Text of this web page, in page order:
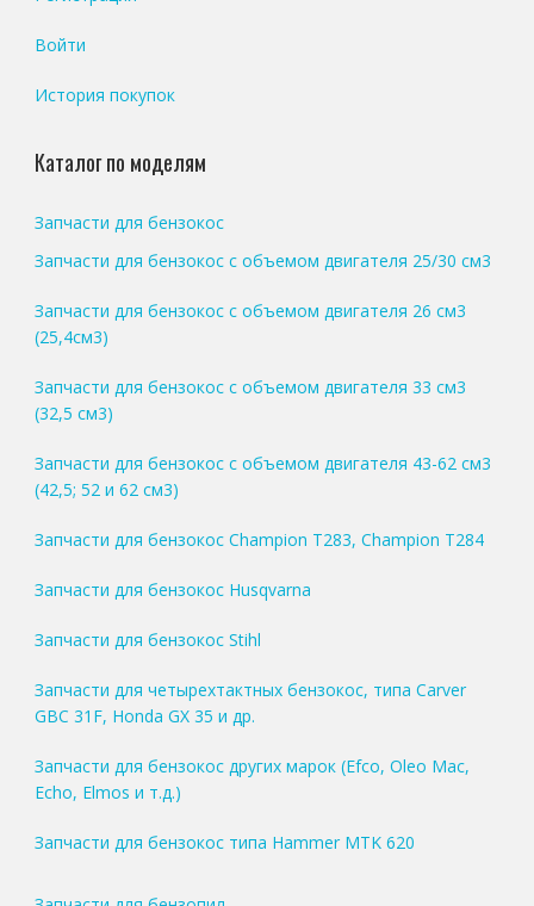
Войти
История покупок
Каталог по моделям
Запчасти для бензокос
Запчасти для бензокос с объемом двигателя 25/30 см3
Запчасти для бензокос с объемом двигателя 26 см3
(25,4см3)
Запчасти для бензокос с объемом двигателя 33 см3
(32,5 см3)
Запчасти для бензокос с объемом двигателя 43-62 см3
(42,5; 52 и 62 см3)
Запчасти для бензокос Champion T283, Champion T284
Запчасти для бензокос Husqvarna
Запчасти для бензокос Stihl
Запчасти для четырехтактных бензокос, типа Carver
GBC 31F, Honda GX 35 и др.
Запчасти для бензокос других марок (Efco, Oleo Mac,
Echo, Elmos и т.д.)
Запчасти для бензокос типа Hammer MTK 620